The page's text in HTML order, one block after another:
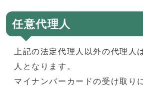
任意代理人
上記の法定代理人以外の代理人
人となります。
マイナンバーカードの受け取り